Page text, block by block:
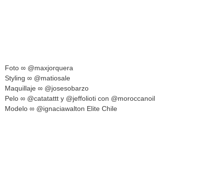
Foto ∞ @maxjorquera
Styling ∞ @matiosale
Maquillaje ∞ @josesobarzo
Pelo ∞ @catatattt y @jeffolioti con @moroccanoil
Modelo ∞ @ignaciawalton Elite Chile